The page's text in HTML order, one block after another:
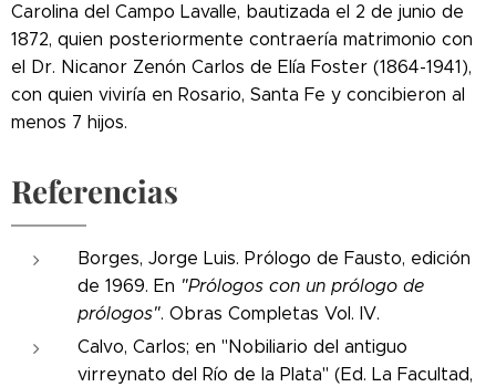
Carolina del Campo Lavalle, bautizada el 2 de junio de
1872, quien posteriormente contraería matrimonio con
el Dr. Nicanor Zenón Carlos de Elía Foster (1864-1941),
con quien viviría en Rosario, Santa Fe y concibieron al
menos 7 hijos.
Referencias
Borges, Jorge Luis. Prólogo de Fausto, edición
de 1969. En "Prólogos con un prólogo de
prólogos". Obras Completas Vol. IV.
Calvo, Carlos; en "Nobiliario del antiguo
virreynato del Río de la Plata" (Ed. La Facultad,